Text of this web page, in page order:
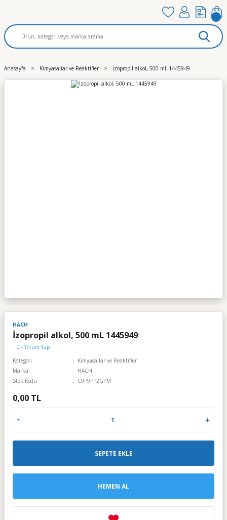
Anasayfa Kimyasallar ve Reaktifler İzopropil alkol, 500 mL 1445949
HACH
İzopropil alkol, 500 mL 1445949
0 - Yorum Yap
Kategori
Kimyasallar ve Reaktifler
Marka
HACH
Stok Kodu
C9P9PP2GPM
0,00 TL
SEPETE EKLE
HEMEN AL